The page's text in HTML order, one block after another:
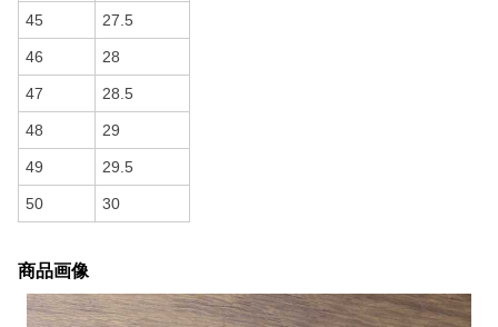
45 27.5
46 28
47 28.5
48 29
49 29.5
50 30
商品画像